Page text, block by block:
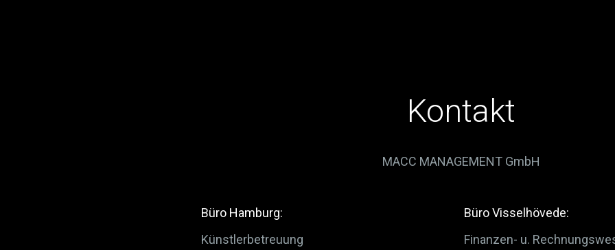
Kontakt
MACC MANAGEMENT GmbH
Büro Hamburg:
Künstlerbetreuung
Büro Visselhövede:
Finanzen- u.